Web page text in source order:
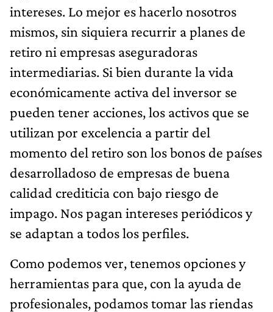
intereses. Lo mejor es hacerlo nosotros
mismos, sin siquiera recurrir a planes de
retiro ni empresas aseguradoras
intermediarias. Si bien durante la vida
económicamente activa del inversor se
pueden tener acciones, los activos que se
utilizan por excelencia a partir del
momento del retiro son los bonos de países
desarrolladoso de empresas de buena
calidad crediticia con bajo riesgo de
impago. Nos pagan intereses periódicos y
se adaptan a todos los perfiles.
Como podemos ver, tenemos opciones y
herramientas para que, con la ayuda de
profesionales, podamos tomar las riendas